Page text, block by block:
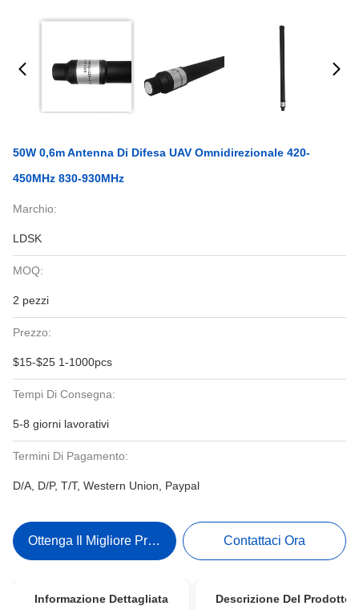
50W 0,6m Antenna Di Difesa UAV Omnidirezionale 420-
450MHz 830-930MHz
Marchio:
LDSK
MOQ:
2 pezzi
Prezzo:
$15-$25 1-1000pcs
Tempi Di Consegna:
5-8 giorni lavorativi
Termini Di Pagamento:
D/A, D/P, T/T, Western Union, Paypal
Ottenga Il Migliore Prezzo Contattaci Ora
Informazione Dettagliata Descrizione Del Prodotto